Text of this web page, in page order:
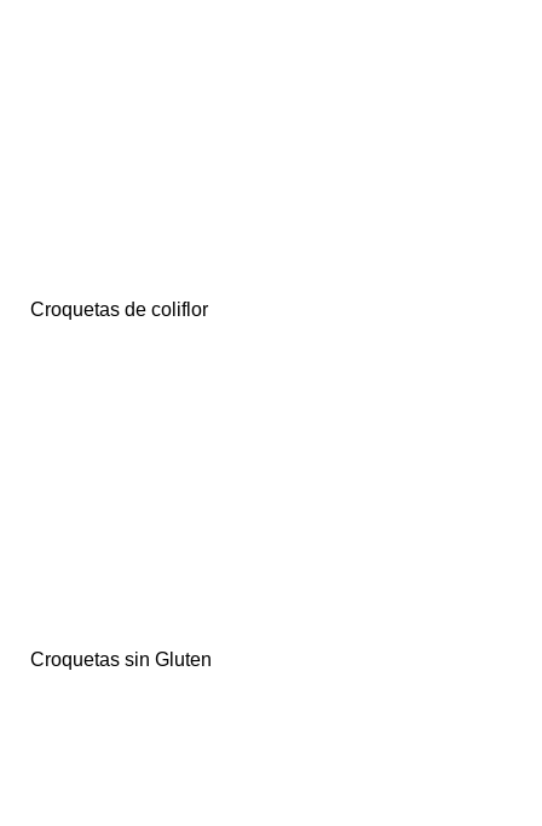
Croquetas de coliflor
Croquetas sin Gluten